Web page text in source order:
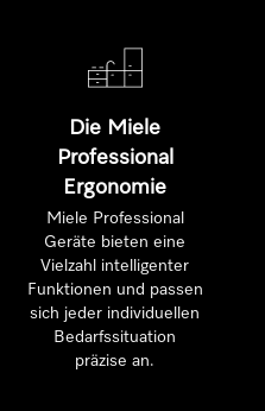
Die Miele
Professional
Ergonomie
Miele Professional
Geräte bieten eine
Vielzahl intelligenter
Funktionen und passen
sich jeder individuellen
Bedarfssituation
präzise an.